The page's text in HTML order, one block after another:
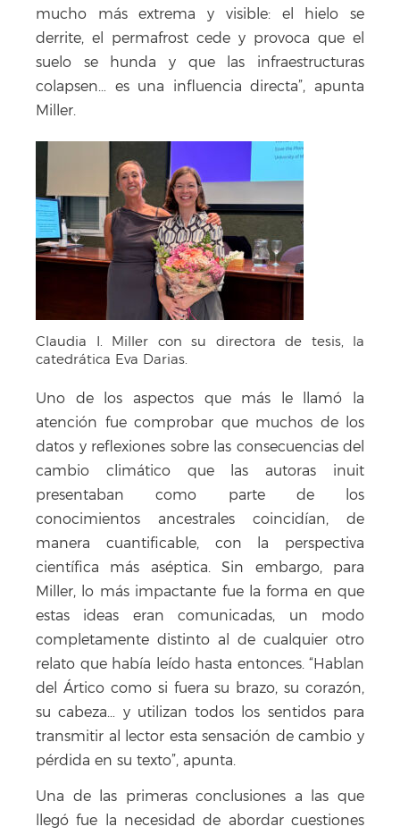
mucho más extrema y visible: el hielo se
derrite, el permafrost cede y provoca que el
suelo se hunda y que las infraestructuras
colapsen… es una influencia directa”, apunta
Miller.
Claudia I. Miller con su directora de tesis, la
catedrática Eva Darias.
Uno de los aspectos que más le llamó la
atención fue comprobar que muchos de los
datos y reflexiones sobre las consecuencias del
cambio climático que las autoras inuit
presentaban como parte de los
conocimientos ancestrales coincidían, de
manera cuantificable, con la perspectiva
científica más aséptica. Sin embargo, para
Miller, lo más impactante fue la forma en que
estas ideas eran comunicadas, un modo
completamente distinto al de cualquier otro
relato que había leído hasta entonces. “Hablan
del Ártico como si fuera su brazo, su corazón,
su cabeza… y utilizan todos los sentidos para
transmitir al lector esta sensación de cambio y
pérdida en su texto”, apunta.
Una de las primeras conclusiones a las que
llegó fue la necesidad de abordar cuestiones